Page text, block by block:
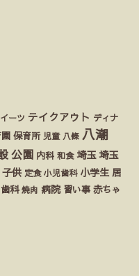
ーツ テイクアウト ディナ
保育所 児童 八條 八潮
公園 内科 和食 埼玉 埼玉
子供 定食 小児歯科 小学生 居
歯科 焼肉 病院 習い事 赤ちゃ